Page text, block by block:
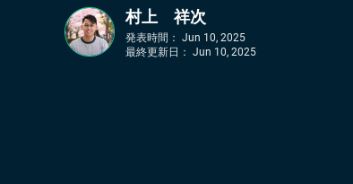
村上 祥次
発表時間： Jun 10, 2025
最終更新日： Jun 10, 2025